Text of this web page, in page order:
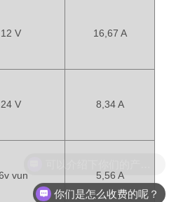
12 V 16,67 A
24 V 8,34 A
vun 5,56 A
你们是怎么收费的呢？